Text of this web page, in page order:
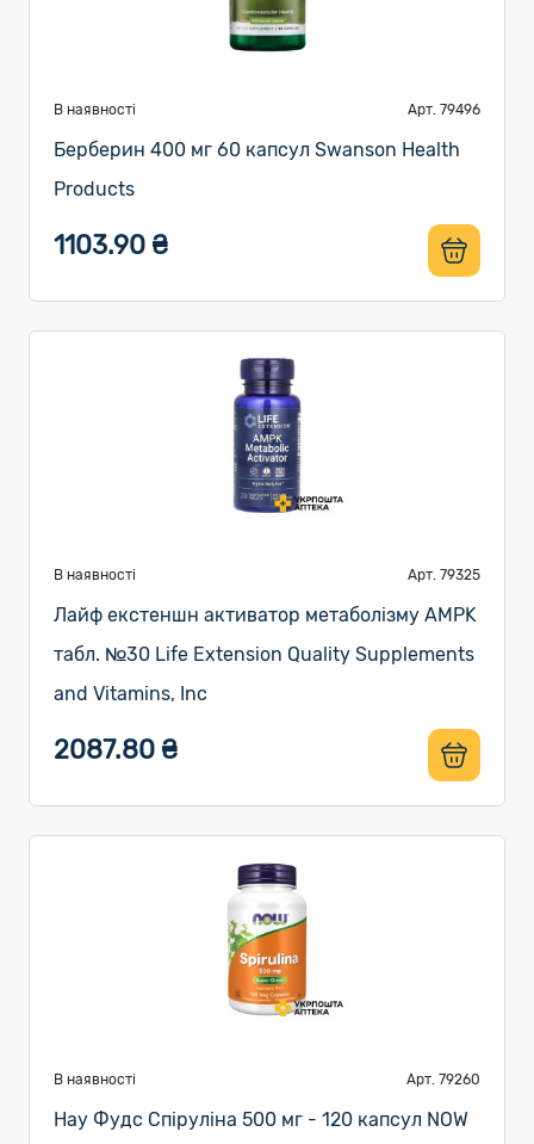
В наявності Арт. 79496
Берберин 400 мг 60 капсул Swanson Health
Products
1103.90 ₴
В наявності Арт. 79325
Лайф екстеншн активатор метаболізму AMPK
табл. №30 Life Extension Quality Supplements
and Vitamins, Inc
2087.80 ₴
В наявності Арт. 79260
Нау Фудс Спіруліна 500 мг - 120 капсул NOW